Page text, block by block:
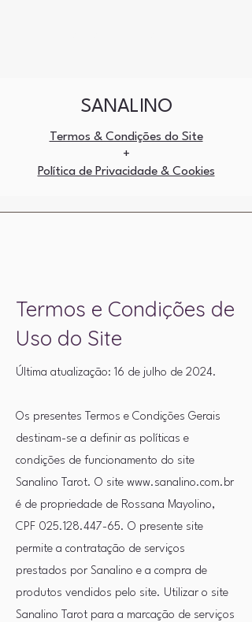
SANALINO
Termos & Condições do Site
+
Política de Privacidade & Cookies
Termos e Condições de
Uso do Site
Última atualização: 16 de julho de 2024.
Os presentes Termos e Condições Gerais
destinam-se a definir as políticas e
condições de funcionamento do site
Sanalino Tarot. O site www.sanalino.com.br
é de propriedade de Rossana Mayolino,
CPF 025.128.447-65. O presente site
permite a contratação de serviços
prestados por Sanalino e a compra de
produtos vendidos pelo site. Utilizar o site
Sanalino Tarot para a marcação de serviços